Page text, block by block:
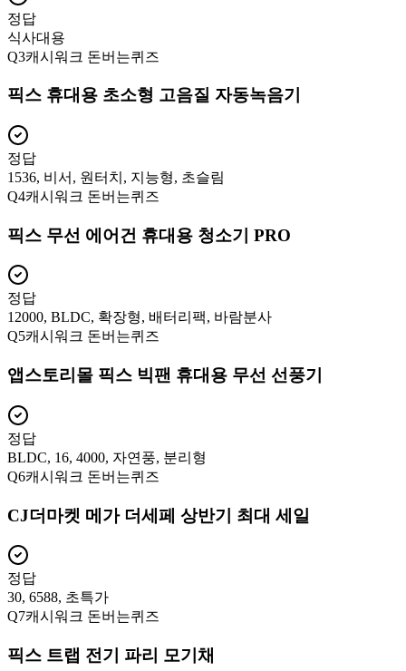
정답
식사대용
Q3캐시워크 돈버는퀴즈
픽스 휴대용 초소형 고음질 자동녹음기
정답
1536, 비서, 원터치, 지능형, 초슬림
Q4캐시워크 돈버는퀴즈
픽스 무선 에어건 휴대용 청소기 PRO
정답
12000, BLDC, 확장형, 배터리팩, 바람분사
Q5캐시워크 돈버는퀴즈
앱스토리몰 픽스 빅팬 휴대용 무선 선풍기
정답
BLDC, 16, 4000, 자연풍, 분리형
Q6캐시워크 돈버는퀴즈
CJ더마켓 메가 더세페 상반기 최대 세일
정답
30, 6588, 초특가
Q7캐시워크 돈버는퀴즈
픽스 트랩 전기 파리 모기채